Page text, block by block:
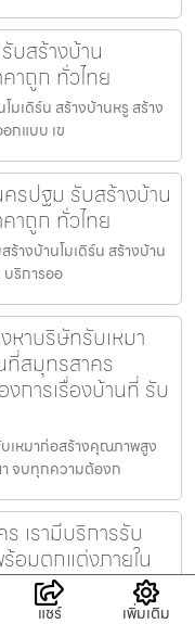
บสร้างบ้าน
าถูก ทั่วไทย
มเดิร์น สร้างบ้านหรู สร้าง
กแบบ เข
รปฐม รับสร้างบ้าน
าถูก ทั่วไทย
างบ้านโมเดิร์น สร้างบ้าน
บริการออ
าบริษัทรับเหมา
สมุทรสาคร
การเรื่องบ้านที่ รับ
เหมาก่อสร้างคุณภาพสูง
จบทุกความต้องก
เรามีบริการรับ
อมตกแต่งภายใน
.com
รรับเหมาต่อเติมบ้านและรับ
แชร์ เพิ่มเติม